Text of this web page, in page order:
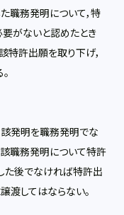
職務発明について，特
がないと認めたとき
特許出願を取り下げ，
発明を職務発明でな
職務発明について特許
た後でなければ特許出
渡してはならない。